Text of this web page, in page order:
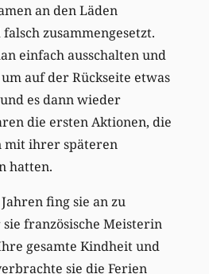
an den Läden
zusammengesetzt.
einfach ausschalten und
auf der Rückseite etwas
es dann wieder
die ersten Aktionen, die
mit ihrer späteren
hatten.
fing sie an zu
französische Meisterin
gesamte Kindheit und
sie die Ferien